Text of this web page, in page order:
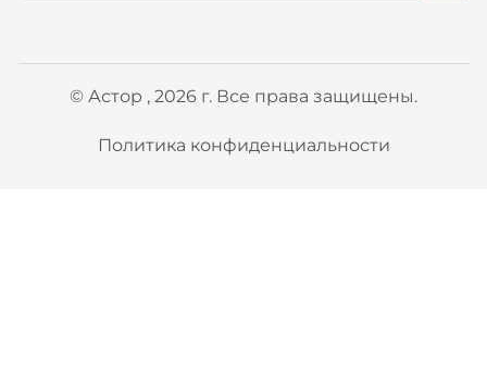
© Астор , 2026 г. Все права защищены.
Политика конфиденциальности